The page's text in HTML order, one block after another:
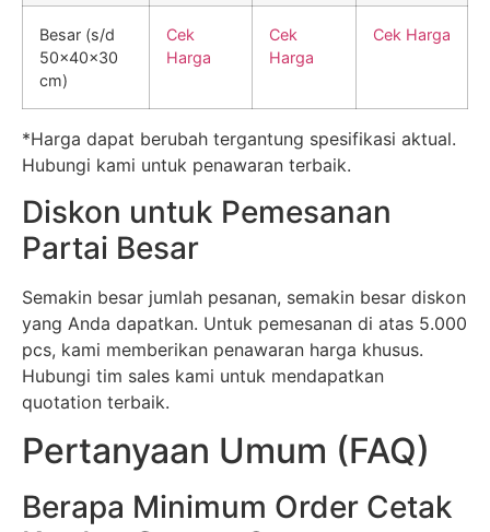
Besar (s/d
50x40x30
cm)
Cek
Harga
Cek
Harga
Cek Harga
*Harga dapat berubah tergantung spesifikasi aktual.
Hubungi kami untuk penawaran terbaik.
Diskon untuk Pemesanan
Partai Besar
Semakin besar jumlah pesanan, semakin besar diskon
yang Anda dapatkan. Untuk pemesanan di atas 5.000
pcs, kami memberikan penawaran harga khusus.
Hubungi tim sales kami untuk mendapatkan
quotation terbaik.
Pertanyaan Umum (FAQ)
Berapa Minimum Order Cetak